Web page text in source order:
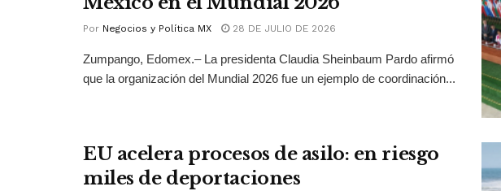
Por Negocios y Política MX 28 DE JULIO DE 2026
Zumpango, Edomex.– La presidenta Claudia Sheinbaum Pardo afirmó
que la organización del Mundial 2026 fue un ejemplo de coordinación...
EU acelera procesos de asilo: en riesgo
miles de deportaciones